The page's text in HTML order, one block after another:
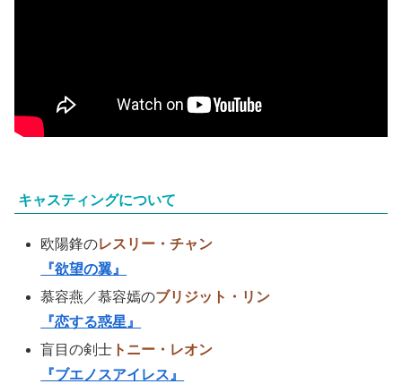
キャスティングについて
欧陽鋒のレスリー・チャン
『欲望の翼』
慕容燕／慕容嫣のブリジット・リン
『恋する惑星』
盲目の剣士 トニー・レオン
『ブエノスアイレス』